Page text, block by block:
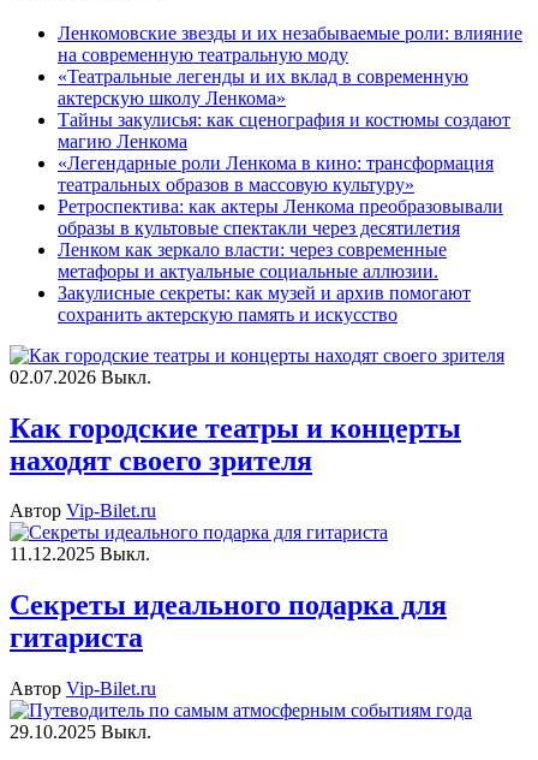
Ленкомовские звезды и их незабываемые роли: влияние
на современную театральную моду
«Театральные легенды и их вклад в современную
актерскую школу Ленкома»
Тайны закулисья: как сценография и костюмы создают
магию Ленкома
«Легендарные роли Ленкома в кино: трансформация
театральных образов в массовую культуру»
Ретроспектива: как актеры Ленкома преобразовывали
образы в культовые спектакли через десятилетия
Ленком как зеркало власти: через современные
метафоры и актуальные социальные аллюзии.
Закулисные секреты: как музей и архив помогают
сохранить актерскую память и искусство
02.07.2026 Выкл.
Как городские театры и концерты
находят своего зрителя
Автор Vip-Bilet.ru
11.12.2025 Выкл.
Секреты идеального подарка для
гитариста
Автор Vip-Bilet.ru
29.10.2025 Выкл.